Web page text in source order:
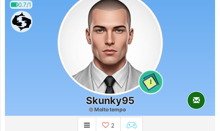
0.7/1
1
Skunky95
Molto tempo
2